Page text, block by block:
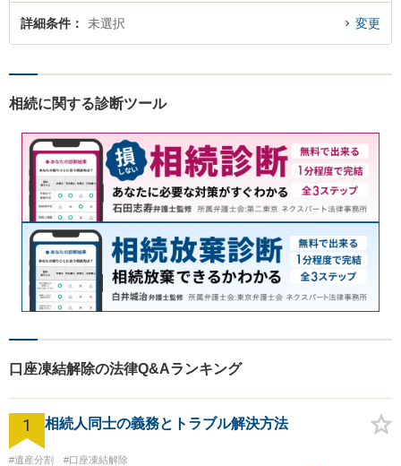
詳細条件 未選択 変更
相続に関する診断ツール
口座凍結解除の法律Q&Aランキング
1 相続人同士の義務とトラブル解決方法
#遺産分割 #口座凍結解除